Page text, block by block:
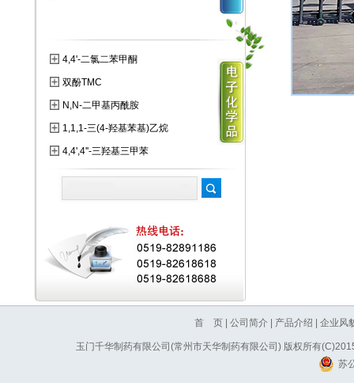
4,4'-二氯二苯甲酮
双酚TMC
N,N-二甲基丙酰胺
1,1,1-三(4-羟基苯基)乙烷
4,4',4''-三羟基三甲苯
首 页 公司简介 产品介绍 企业风
玉门千华制药有限公司(常州市天华制药有限公司)版权所有
苏